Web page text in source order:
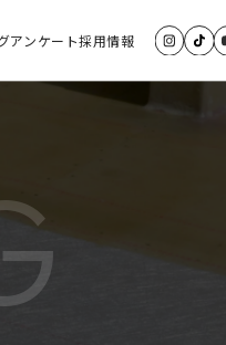
アンケート採用情報